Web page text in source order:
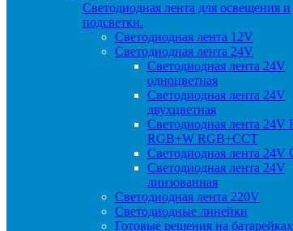
Светодиодная лента для освещения и
подсветки.
Светодиодная лента 12V
Светодиодная лента 24V
Светодиодная лента 24V
одноцветная
Светодиодная лента 24V
двухцветная
Светодиодная лента 24V
RGB+W RGB+CCT
Светодиодная лента 24V
Светодиодная лента 24V
линзованная
Светодиодная лента 220V
Светодиодные линейки
Готовые решения на батарейках